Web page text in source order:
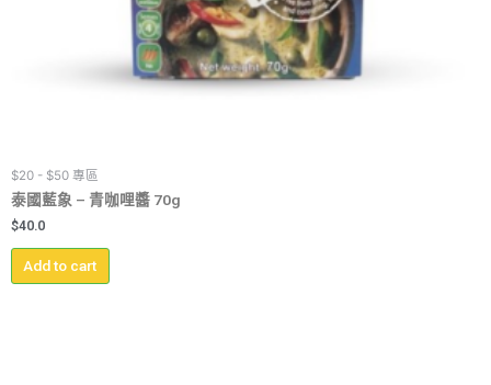
$20 - $50 專區
泰國藍象 – 青咖哩醬 70g
$40.0
Add to cart